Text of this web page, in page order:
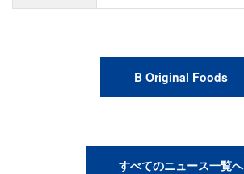
B Original Foods
すべてのニュース一覧へ